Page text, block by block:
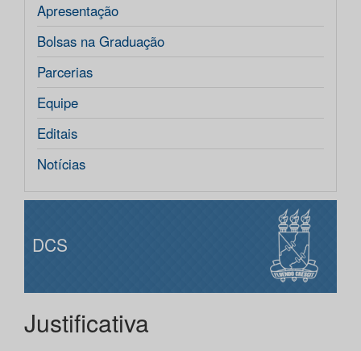
Apresentação
Bolsas na Graduação
Parcerias
Equipe
Editais
Notícias
DCS
Justificativa